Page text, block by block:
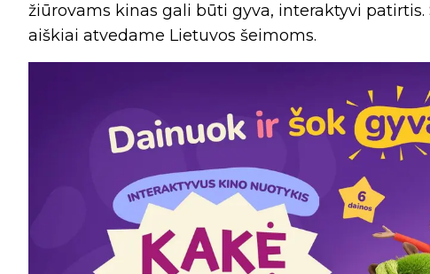
žiūrovams kinas gali būti gyva, interaktyvi
aiškiai atvedame Lietuvos šeimoms.